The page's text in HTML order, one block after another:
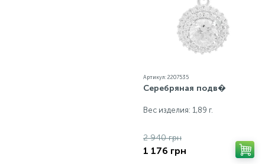
Артикул: 2207535
Серебряная подв�
Вес изделия: 1,89 г.
2 940 грн
1 176 грн